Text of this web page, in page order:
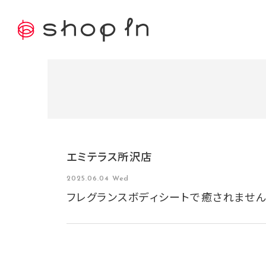
エミテラス所沢店
2025.06.04 Wed
フレグランスボディシートで癒されませ